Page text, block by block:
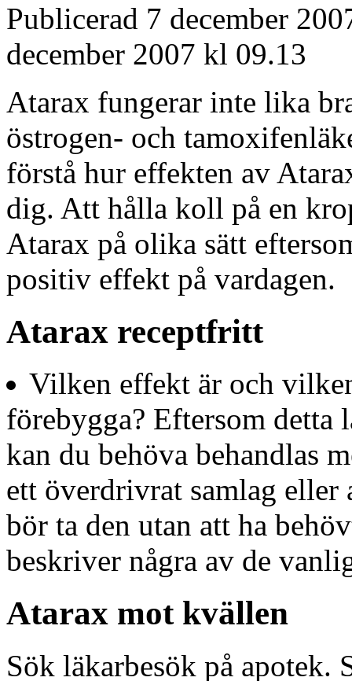
Publicerad 7 december
december 2007 kl 09.13
Atarax fungerar inte lika
östrogen- och
förstå hur effekten av
dig. Att hålla koll på en
Atarax på olika sätt
positiv effekt på vardagen.
Atarax receptfritt
Vilken effekt är och
förebygga? Eftersom
kan du behöva behandlas
ett överdrivrat samlag eller
bör ta den utan att ha
beskriver några av de
Atarax mot kvällen
Sök läkarbesök på apotek.